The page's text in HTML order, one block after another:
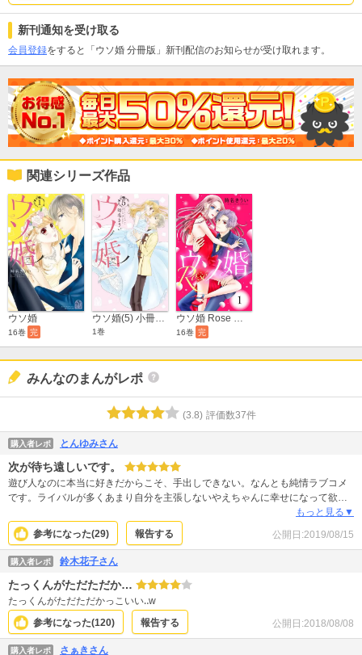
新刊通知を受け取る
会員登録をすると「ウソ婚 分冊版」新刊配信のお知らせが受け取れます。
関連シリーズ作品
ウソ婚
16巻 完 1巻 16巻 完
みんなのまんがレポ
(3.8) 評価数37件
購入者レポ とんゆみさん
次が待ち遠しいです。
遊び人なのに本当に好きだからこそ、手出しできない。なんとも純情ラブコメ
です。ライバルが多くあまり自分を主張しないやえちゃんに幸せになって欲し
もっと見る▼
参考になった(29) 報告する 公開日:2019/08/15
購入者レポ 鈴木花子さん
たっくんがただただか…
たっくんがただただかっこいい‥w
参考になった(120) 報告する 公開日:2018/08/08
購入者レポ さぁきさん